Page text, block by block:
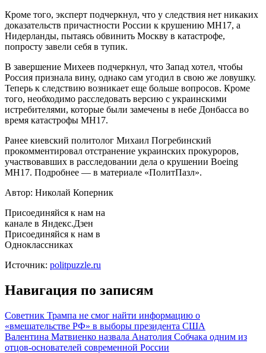
Кроме того, эксперт подчеркнул, что у следствия нет никаких
доказательств причастности России к крушению MH17, а
Нидерланды, пытаясь обвинить Москву в катастрофе,
попросту завели себя в тупик.
В завершение Михеев подчеркнул, что Запад хотел, чтобы
Россия признала вину, однако сам угодил в свою же ловушку.
Теперь к следствию возникает еще больше вопросов. Кроме
того, необходимо расследовать версию с украинскими
истребителями, которые были замечены в небе Донбасса во
время катастрофы MH17.
Ранее киевский политолог Михаил Погребинский
прокомментировал отстранение украинских прокуроров,
участвовавших в расследовании дела о крушении Boeing
MH17. Подробнее — в материале «ПолитПазл».
Автор: Николай Коперник
Присоединяйся к нам на
канале в Яндекс.Дзен
Присоединяйся к нам в
Одноклассниках
Источник: politpuzzle.ru
Навигация по записям
Советник Трампа не смог найти информацию о
«вмешательстве РФ» в выборы президента США
Валентина Матвиенко назвала Анатолия Собчака одним из
отцов-основателей современной России